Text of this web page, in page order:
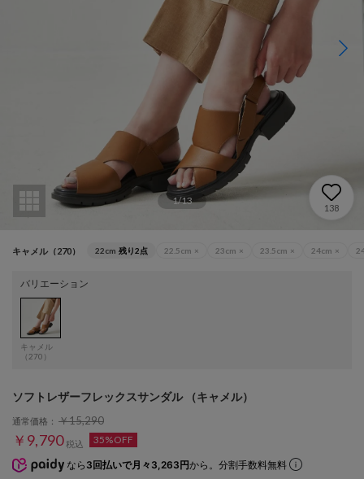
1/13
138
キャメル（270） 22cm 残り2点 22.5cm × 23cm × 23.5cm × 24cm ×
バリエーション
キャメル
（270）
ソフトレザーフレックスサンダル （キャメル）
通常価格： ￥15,290
￥9,790税込 35%OFF
なら 3回払いで月々3,263円から。分割手数料無料